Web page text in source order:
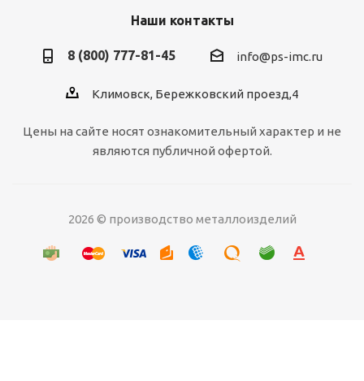
Наши контакты
8 (800) 777-81-45 info@ps-imc.ru
Климовск, Бережковский проезд,4
Цены на сайте носят ознакомительный характер и не
являются публичной офертой.
2026 © производство металлоизделий